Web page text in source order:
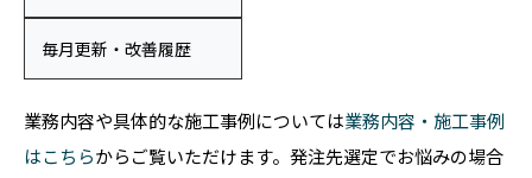
毎月更新・改善履歴
業務内容や具体的な施工事例については業務内容・施工事例
はこちらからご覧いただけます。発注先選定でお悩みの場合